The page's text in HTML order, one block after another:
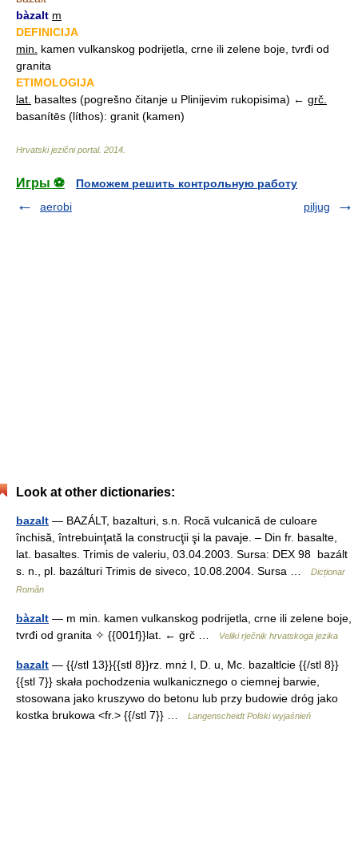
bàzalt m
DEFINICIJA
min.
kamen vulkanskog podrijetla, crne ili zelene boje, tvrđi od
granita
ETIMOLOGIJA
lat. basaltes (pogrešno čitanje u Plinijevim rukopisima) ← grč.
basanítēs (líthos): granit (kamen)
Hrvatski jezični portal. 2014
Игры ⚽
Поможем решить контрольную работу
aerobi
piljug
Look at other dictionaries:
bazalt — BAZÁLT, bazalturi, s.n. Rocă vulcanică de culoare
închisă, întrebuinţată la construcţii şi la pavaje. – Din fr. basalte,
lat. basaltes. Trimis de valeriu, 03.04.2003. Sursa: DEX 98 bazált
s. n., pl. bazálturi Trimis de siveco, 10.08.2004. Sursa …
Dicționar
Român
bàzalt — m min. kamen vulkanskog podrijetla, crne ili zelene boje,
tvrđi od granita ✧ {{001f}}lat. ← grč …
Veliki rječnik hrvatskoga jezika
bazalt — {{/stl 13}}{{stl 8}}rz. mnż I, D. u, Mc. bazaltlcie {{/stl 8}}
{{stl 7}} skała pochodzenia wulkanicznego o ciemnej barwie,
stosowana jako kruszywo do betonu lub przy budowie dróg jako
kostka brukowa <fr.> {{/stl 7}} …
Langenscheidt Polski wyjaśnień